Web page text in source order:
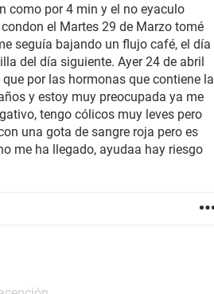
como por 4 min y el no eyaculo
el Martes 29 de Marzo tomé
seguía bajando un flujo café, el día
del día siguiente. Ayer 24 de abril
por las hormonas que contiene la
y estoy muy preocupada ya me
tengo cólicos muy leves pero
una gota de sangre roja pero es
me ha llegado, ayudaa hay riesgo